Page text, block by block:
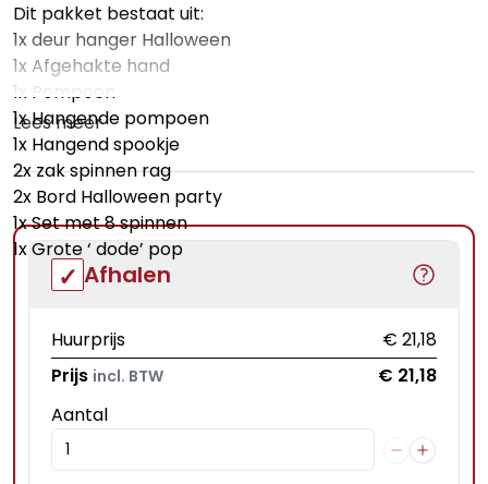
Dit pakket bestaat uit:
1x deur hanger Halloween
1x Afgehakte hand
1x Pompoen
1x Hangende pompoen
1x Hangend spookje
2x zak spinnen rag
2x Bord Halloween party
1x Set met 8 spinnen
1x Grote ‘ dode’ pop
Lees meer
Afhalen
Huurprijs
€ 21,18
Prijs incl. BTW
€ 21,18
Aantal